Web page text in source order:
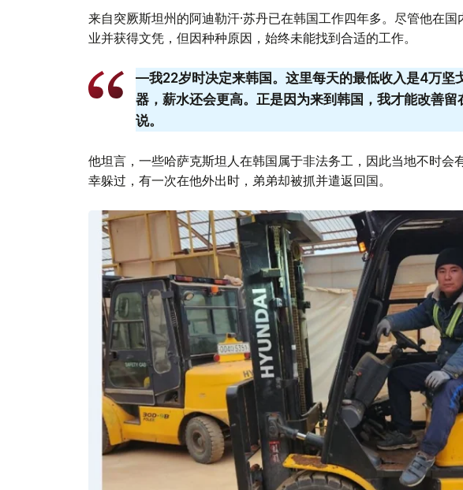
来自突厥斯坦州的阿迪勒汗·苏丹已在韩国工作四年多。尽管他在
业并获得文凭，但因种种原因，始终未能找到合适的工作。
—我22岁时决定来韩国。这里每天的最低收入是4万坚
器，薪水还会更高。正是因为来到韩国，我才能改善
说。
他坦言，一些哈萨克斯坦人在韩国属于非法务工，因此当地不时会
幸躲过，有一次在他外出时，弟弟却被抓并遣返回国。